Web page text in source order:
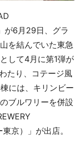
が6月29日、グラ
を結んでいた東急
して4月に第1弾が
たり、コテージ風
には、キリンビー
ブルワリーを併設
京）」が出店。